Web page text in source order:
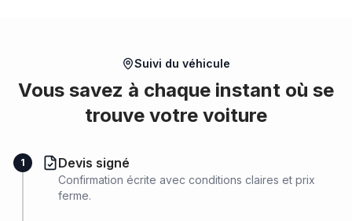
Suivi du véhicule
Vous savez à chaque instant où se
trouve votre voiture
1 Devis signé
Confirmation écrite avec conditions claires et prix
ferme.